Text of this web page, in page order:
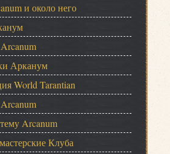
и около него
Арканум
World Tarantian
Arcanum
Клуба